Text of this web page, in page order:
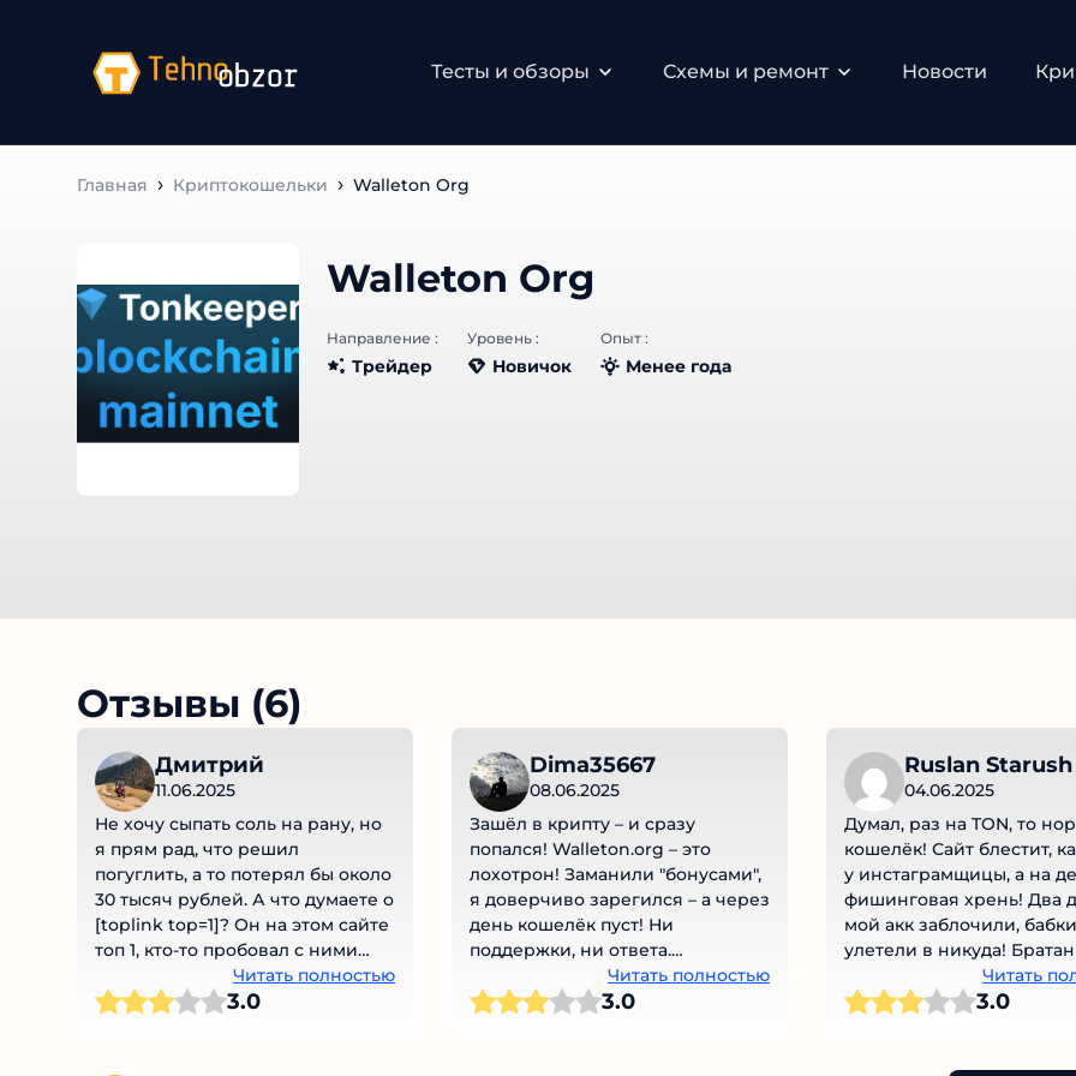
Тесты и обзоры Схемы и ремонт Новости
Главная Криптокошельки Walleton Org
Walleton Org
Направление :
Трейдер
Уровень :
Новичок
Опыт :
Менее года
Отзывы (6)
Дмитрий
11.06.2025
Не хочу сыпать соль на рану, но
я прям рад, что решил
погуглить, а то потерял бы около
30 тысяч рублей. А что думаете о
[toplink top=1]? Он на этом сайте
топ 1, кто-то пробовал с ними
Читать полностью
3.0
Dima35667
08.06.2025
Зашёл в крипту – и сразу
попался! Walleton.org – это
лохотрон! Заманили "бонусами",
я доверчиво зарегился – а через
день кошелёк пуст! Ни
поддержки, ни ответа.
Мошенники! Не ведитесь, это
чистый скам!
Читать полностью
3.0
Ruslan Starush
04.06.2025
Думал, раз на TON, то
кошелёк! Сайт блестит,
у инстаграмщицы, а на
фишинговая хрень! Два
мой акк заблочили, бабки
улетели в никуда! Братан
попал, скинул 500 TON на
рефку, а там ни ответа, ни
Читать
3.0